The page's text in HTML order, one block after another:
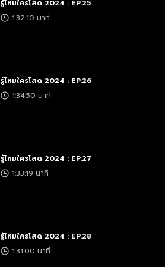
รู้ไหมใครโสด 2024 : EP.25
1:32:10 นาที
รู้ไหมใครโสด 2024 : EP.26
1:34:50 นาที
รู้ไหมใครโสด 2024 : EP.27
1:33:19 นาที
รู้ไหมใครโสด 2024 : EP.28
1:31:00 นาที